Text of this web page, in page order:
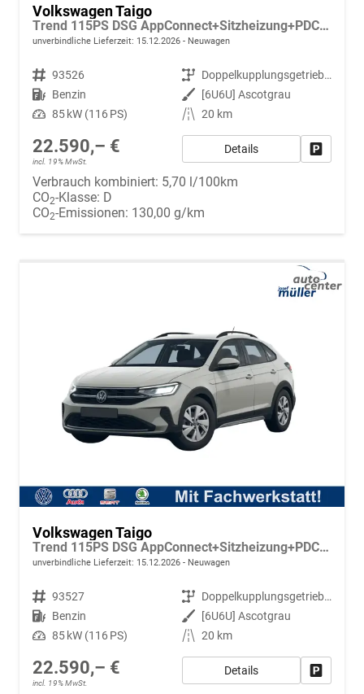
Volkswagen Taigo
Trend 115PS DSG AppConnect+Sitzheizung+PDC+Alu16+LED+DAB+FrontAssist
unverbindliche Lieferzeit: 15.12.2026 Neuwagen
Fahrzeugnr. 93526 Getriebe
Doppelkupplungsgetriebe (DSG)
Kraftstoff Benzin Außenfarbe [6U6U] Ascotgrau
Leistung 85 kW (116 PS) Kilometerstand 20 km
22.590,– €
incl. 19% MwSt.
Details
Verbrauch kombiniert: 5,70 l/100km
CO2-Klasse: D
CO2-Emissionen: 130,00 g/km
Volkswagen Taigo
Trend 115PS DSG AppConnect+Sitzheizung+PDC+Alu16+LED+DAB+FrontAssist
unverbindliche Lieferzeit: 15.12.2026 Neuwagen
Fahrzeugnr. 93527 Getriebe
Doppelkupplungsgetriebe (DSG)
Kraftstoff Benzin Außenfarbe [6U6U] Ascotgrau
Leistung 85 kW (116 PS) Kilometerstand 20 km
22.590,– €
incl. 19% MwSt.
Details